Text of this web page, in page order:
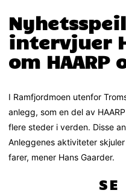
intervjuer
om HAARP
I Ramfjordmoen utenfor
anlegg, som en del av
flere steder i verden. Disse
Anleggenes aktiviteter
farer, mener Hans Gaarder.
SE